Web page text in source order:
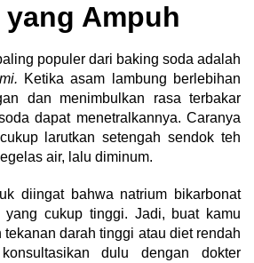
Ampuh
populer dari baking soda adalah
Ketika asam lambung berlebihan
dan menimbulkan rasa terbakar
dapat menetralkannya. Caranya
larutkan setengah sendok teh
air, lalu diminum.
diingat bahwa natrium bikarbonat
yang cukup tinggi. Jadi, buat kamu
darah tinggi atau diet rendah
dulu dengan dokter